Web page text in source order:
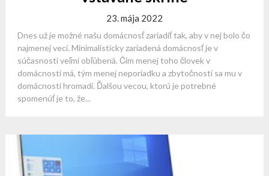
23. mája 2022
Dnes už je možné našu domácnosť zariadiť tak, aby v nej bolo čo
najmenej vecí. Minimalisticky zariadená domácnosť je v
súčasnosti veľmi obľúbená. Čím menej toho človek v
domácnosti má, tým menej neporiadku a zbytočností sa mu v
domácnosti hromadí. Ďalšou vecou, ktorú je potrebné
spomenúť je to, že...